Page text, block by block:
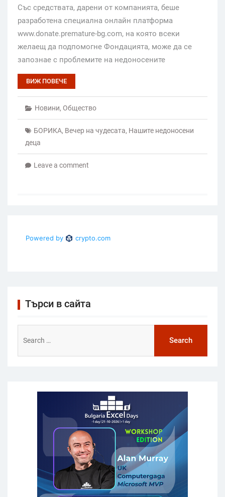
Със средствата, дарени от компанията, беше
разработена специална онлайн платформа
www.donate.premature-bg.com, на която всеки
желаещ да подпомогне Фондацията, може да се
запознае с проблемите на недоносените
ВИЖ ПОВЕЧЕ
Новини, Общество
БОРИКА, Вечер на чудесата, Нашите недоносени
деца
Leave a comment
Търси в сайта
for: